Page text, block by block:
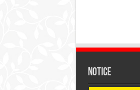
Notice